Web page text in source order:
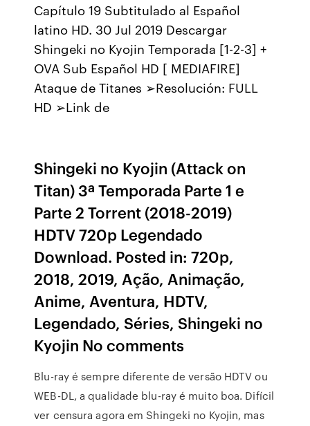
Capítulo 19 Subtitulado al Español
latino HD. 30 Jul 2019 Descargar
Shingeki no Kyojin Temporada [1-2-3] +
OVA Sub Español HD [ MEDIAFIRE]
Ataque de Titanes ➢Resolución: FULL
HD ➢Link de
Shingeki no Kyojin (Attack on
Titan) 3ª Temporada Parte 1 e
Parte 2 Torrent (2018-2019)
HDTV 720p Legendado
Download. Posted in: 720p,
2018, 2019, Ação, Animação,
Anime, Aventura, HDTV,
Legendado, Séries, Shingeki no
Kyojin No comments
Blu-ray é sempre diferente de versão HDTV ou
WEB-DL, a qualidade blu-ray é muito boa. Difícil
ver censura agora em Shingeki no Kyojin, mas